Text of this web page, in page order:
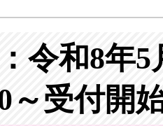
令和8年5
～受付開